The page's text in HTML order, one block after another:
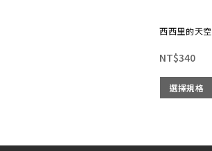
西西里的天空
NT$340
選擇規格